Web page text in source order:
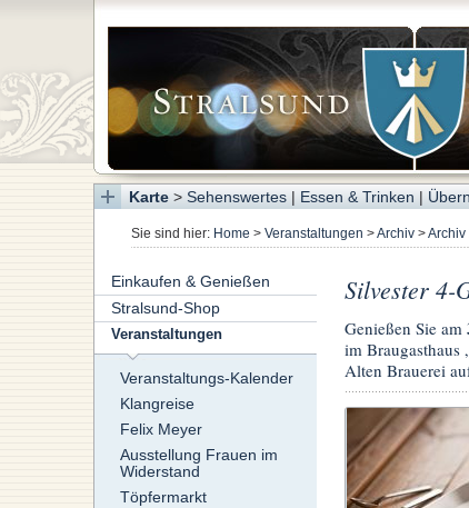
Karte> Sehenswertes| Essen & Trinken |
Sie sind hier: Home > Veranstaltungen >Archiv>Archiv
Einkaufen & Genießen
Stralsund-Shop
Veranstaltungen
Veranstaltungs-Kalender
Klangreise
Felix Meyer
Ausstellung Frauen im
Widerstand
Töpfermarkt
Silvester 4-
Genießen Sie am
im Braugasthaus
Alten Brauerei